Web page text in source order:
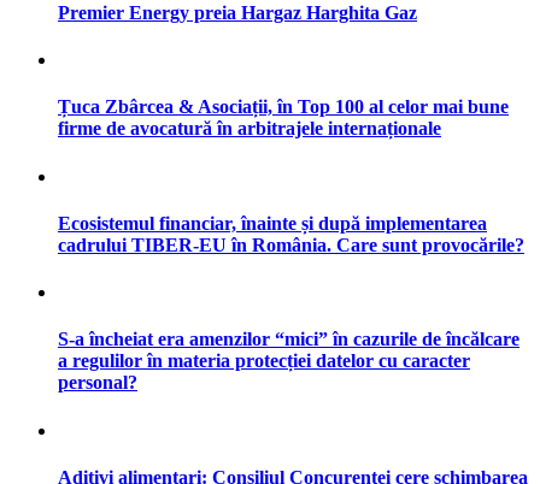
Premier Energy preia Hargaz Harghita Gaz
Țuca Zbârcea & Asociații, în Top 100 al celor mai bune
firme de avocatură în arbitrajele internaționale
Ecosistemul financiar, înainte și după implementarea
cadrului TIBER-EU în România. Care sunt provocările?
S-a încheiat era amenzilor “mici” în cazurile de încălcare
a regulilor în materia protecției datelor cu caracter
personal?
Aditivi alimentari: Consiliul Concurenței cere schimbarea